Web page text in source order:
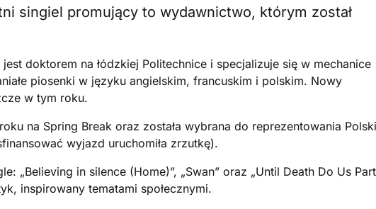
singiel promujący to wydawnictwo, którym został
doktorem na łódzkiej Politechnice i specjalizuje się w mechanice
piosenki w języku angielskim, francuskim i polskim. Nowy
w tym roku.
na Spring Break oraz została wybrana do reprezentowania Polski
wyjazd uruchomiła zrzutkę).
„Believing in silence (Home)”, „Swan” oraz „Until Death Do Us
inspirowany tematami społecznymi.